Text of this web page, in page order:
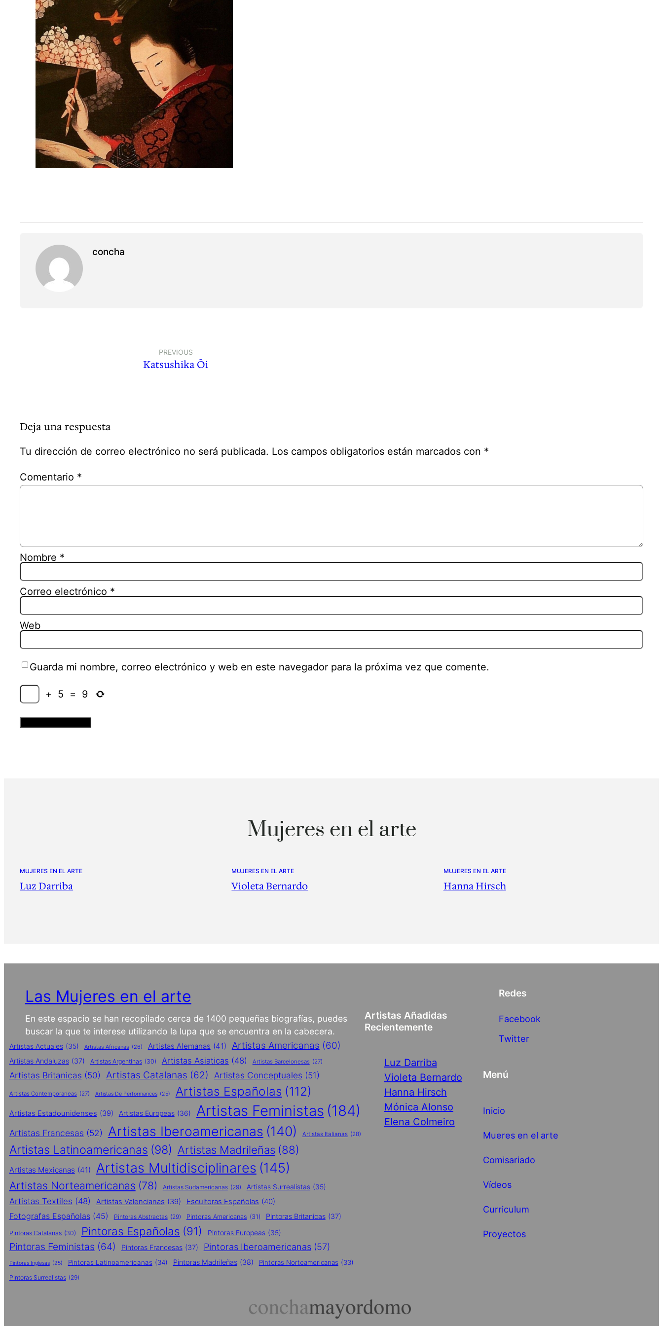
concha
PREVIOUS
Katsushika Ōi
Deja una respuesta
Tu dirección de correo electrónico no será publicada. Los campos obligatorios están marcados con *
Comentario *
Nombre *
Correo electrónico *
Web
Guarda mi nombre, correo electrónico y web en este navegador para la próxima vez que comente.
+ 5 = 9
Mujeres en el arte
MUJERES EN EL ARTE
Luz Darriba
MUJERES EN EL ARTE
Violeta Bernardo
MUJERES EN EL ARTE
Hanna Hirsch
Las Mujeres en el arte
En este espacio se han recopilado cerca de 1400 pequeñas biografías, puedes
buscar la que te interese utilizando la lupa que se encuentra en la cabecera.
Artistas Actuales (35) Artistas Africanas (26) Artistas Alemanas (41) Artistas Americanas (60)
Artistas Andaluzas (37) Artistas Argentinas (30) Artistas Asiaticas (48) Artistas Barcelonesas (27)
Artistas Britanicas (50) Artistas Catalanas (62) Artistas Conceptuales (51)
Artistas Contemporaneas (27) Artistas De Performances (25) Artistas Españolas (112)
Artistas Estadounidenses (39) Artistas Europeas (36) Artistas Feministas (184)
Artistas Francesas (52) Artistas Iberoamericanas (140) Artistas Italianas (28)
Artistas Latinoamericanas (98) Artistas Madrileñas (88)
Artistas Mexicanas (41) Artistas Multidisciplinares (145)
Artistas Norteamericanas (78) Artistas Sudamericanas (29) Artistas Surrealistas (35)
Artistas Textiles (48) Artistas Valencianas (39) Escultoras Españolas (40)
Fotografas Españolas (45) Pintoras Abstractas (29) Pintoras Americanas (31) Pintoras Britanicas (37)
Pintoras Catalanas (30) Pintoras Españolas (91) Pintoras Europeas (35)
Pintoras Feministas (64) Pintoras Francesas (37) Pintoras Iberoamericanas (57)
Pintoras Inglesas (25) Pintoras Latinoamericanas (34) Pintoras Madrileñas (38) Pintoras Norteamericanas (33)
Pintoras Surrealistas (29)
Artistas Añadidas
Recientemente
Luz Darriba
Violeta Bernardo
Hanna Hirsch
Mónica Alonso
Elena Colmeiro
Redes
Facebook
Twitter
Menú
Inicio
Mueres en el arte
Comisariado
Vídeos
Curriculum
Proyectos